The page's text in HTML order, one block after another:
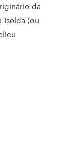
da
Isolda (ou